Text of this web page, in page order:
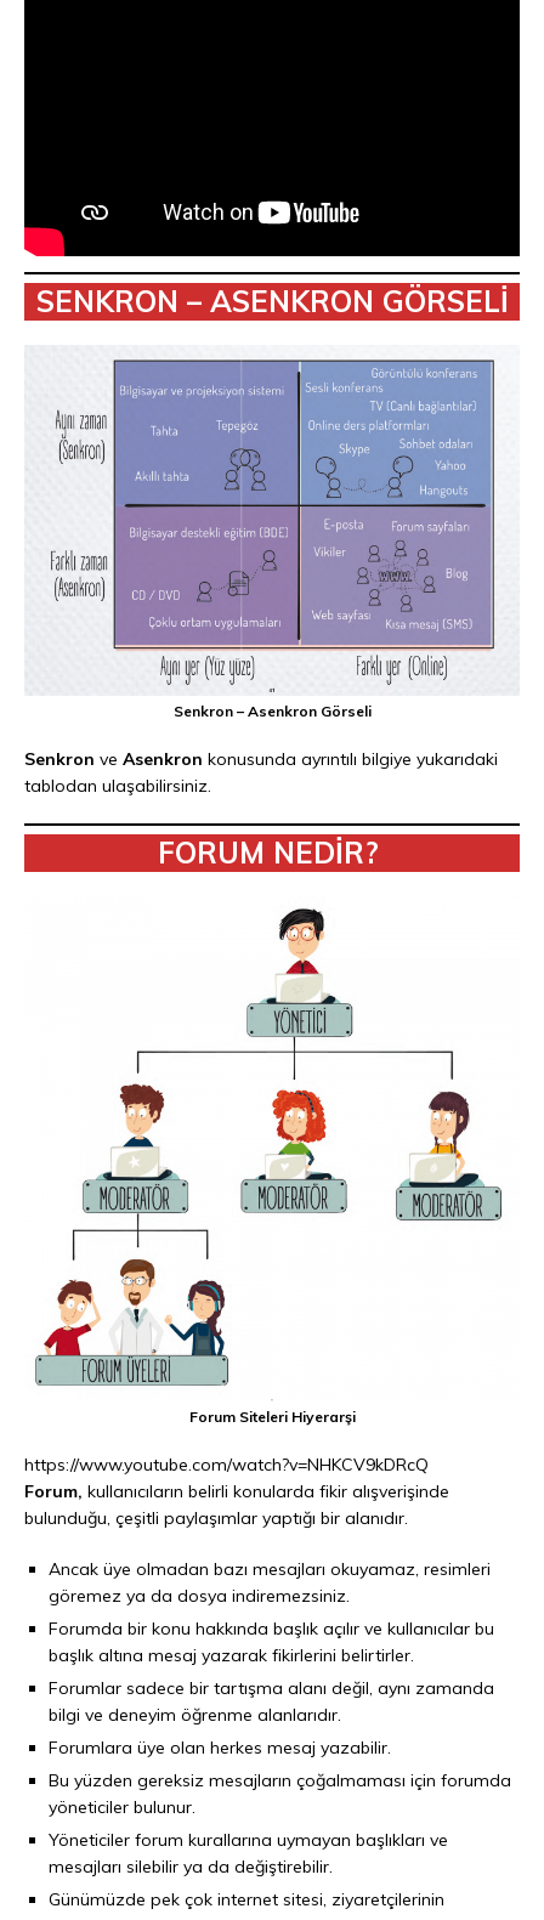
SENKRON – ASENKRON GÖRSELİ
Senkron – Asenkron Görseli
Senkron ve Asenkron konusunda ayrıntılı bilgiye yukarıdaki
tablodan ulaşabilirsiniz.
FORUM NEDİR?
Forum Siteleri Hiyerarşi
https://www.youtube.com/watch?v=NHKCV9kDRcQ
Forum, kullanıcıların belirli konularda fikir alışverişinde
bulunduğu, çeşitli paylaşımlar yaptığı bir alanıdır.
Ancak üye olmadan bazı mesajları okuyamaz, resimleri
göremez ya da dosya indiremezsiniz.
Forumda bir konu hakkında başlık açılır ve kullanıcılar bu
başlık altına mesaj yazarak fikirlerini belirtirler.
Forumlar sadece bir tartışma alanı değil, aynı zamanda
bilgi ve deneyim öğrenme alanlarıdır.
Forumlara üye olan herkes mesaj yazabilir.
Bu yüzden gereksiz mesajların çoğalmaması için forumda
yöneticiler bulunur.
Yöneticiler forum kurallarına uymayan başlıkları ve
mesajları silebilir ya da değiştirebilir.
Günümüzde pek çok internet sitesi, ziyaretçilerinin